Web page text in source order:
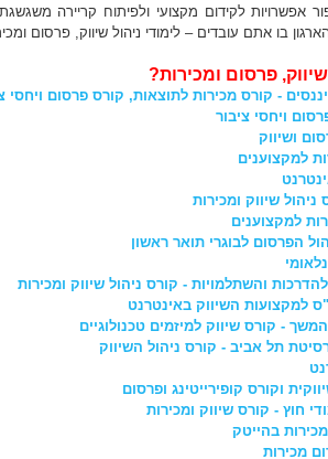
אפשרויות לקידום מקצועי ולפיתוח קריירה
בו אתם עובדים – לימודי ניהול שיווק, פרסום
פרסום ומכירות?
- קורס מכירות לתוצאות, קורס פרסום ויחסי
ויחסי ציבור
ושיווק
למקצוענים
שיווק ומכירות
למקצוענים
הפרסום לבוגרי תואר ראשון
והשתלמויות - קורס ניהול שיווק ומכירות
למקצועות השיווק באינטרנט
- קורס שיווק למיזמים טכנולוגיים
תל אביב - קורס ניהול השיווק
וקורס קופירייטינג ופרסום
חוץ - קורס שיווק ומכירות
בהייטק
מכירות